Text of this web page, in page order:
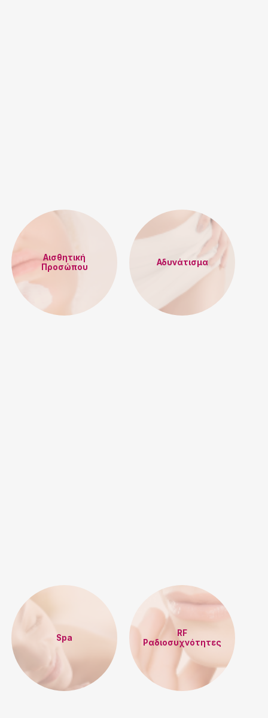
Αισθητική
Προσώπου
Αδυνάτισμα
Spa
RF
Ραδιοσυχνότητες